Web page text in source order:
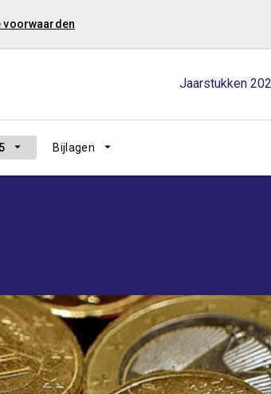
voorwaarden
Jaarstukken
Bijlagen